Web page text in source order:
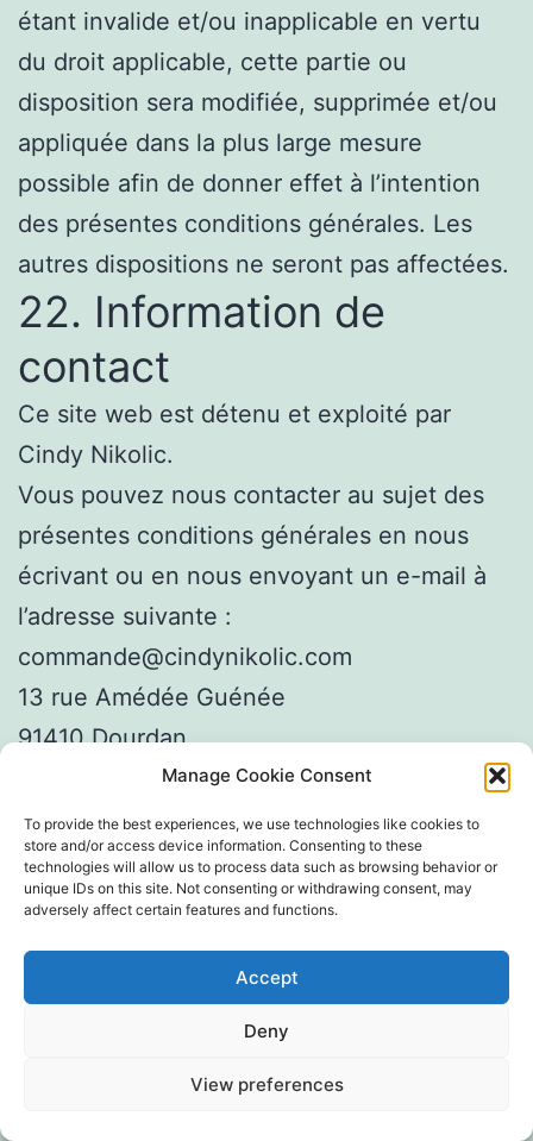
Manage Cookie Consent
To provide the best experiences, we use technologies like cookies to
store and/or access device information. Consenting to these
technologies will allow us to process data such as browsing behavior or
unique IDs on this site. Not consenting or withdrawing consent, may
adversely affect certain features and functions.
Accept
Deny
View preferences
étant invalide et/ou inapplicable en vertu
du droit applicable, cette partie ou
disposition sera modifiée, supprimée et/ou
appliquée dans la plus large mesure
possible afin de donner effet à l’intention
des présentes conditions générales. Les
autres dispositions ne seront pas affectées.
22. Information de
contact
Ce site web est détenu et exploité par
Cindy Nikolic.
Vous pouvez nous contacter au sujet des
présentes conditions générales en nous
écrivant ou en nous envoyant un e-mail à
l’adresse suivante :
commande@cindynikolic.com
13 rue Amédée Guénée
91410 Dourdan
23. Téléchargement
Vous pouvez égalementtéléchargernos
conditions générales au format PDF.